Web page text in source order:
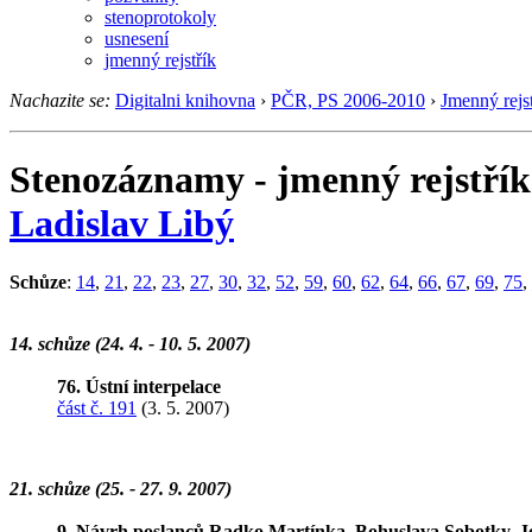
stenoprotokoly
usnesení
jmenný rejstřík
Nachazite se: Digitalni knihovna › PČR, PS 2006-2010 › Jmenný
Stenozáznamy - jmenný rejstřík
Ladislav Libý
Schůze: 14, 21 , 22, 23, 27, 30, 32, 52, 59, 60, 62, 64, 66, 67, 69, 75,
14. schůze (24. 4. - 10. 5. 2007)
76. Ústní interpelace
část č. 191 (3. 5. 2007)
21. schůze (25. - 27. 9. 2007)